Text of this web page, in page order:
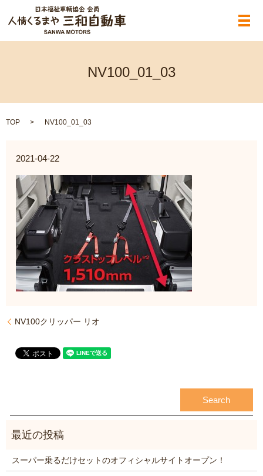
メ
NV100_01_03
TOP NV100_01_03
2021-04-22
NV100クリッパー リオ
スーパー乗るだけセットのオフィシャルサイトオープン！